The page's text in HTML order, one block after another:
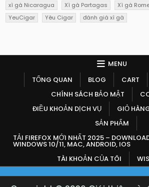
xì gà Nicaragua
Xì gà Partagas
Xì gà
YeuCigar
Yêu Cigar đánh giá xì gà
MENU
TỔNG QUAN
BLOG CART
CHÍNH SÁCH BẢO MẬT
ĐIỀU KHOẢN DỊCH VỤ
GIỎ
SẢN PHẨM
TẢI FIREFOX MỚI NHẤT 2025 –
WINDOWS 10/11, MAC, ANDROID, IOS
TÀI KHOẢN CỦA TÔI